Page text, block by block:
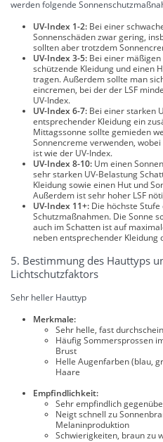
werden folgende
UV-Index 1-2: Bei einer
Sonnenschäden zwar gering,
sollten aber trotzdem
UV-Index 3-5: Bei einer
schützende Kleidung und einen
tragen. Außerdem sollte man
eincremen, bei der der LSF
UV-Index.
UV-Index 6-7: Bei einer starken
entsprechender Kleidung ein
Mittagssonne sollte gemieden
Sonnencreme verwenden,
ist wie der UV-Index.
UV-Index 8-10: Um einen
sehr starken UV-Belastung
Kleidung sowie einen Hut und
Außerdem ist sehr hoher LSF
UV-Index 11+: Die höchste
Schutzmaßnahmen. Die Sonne
auch im Schatten ist auf
neben entsprechender Kleidung
5. Bestimmung des Hauttyps
Lichtschutzfaktors
Sehr heller Hauttyp
Merkmale:
Sehr helle, fast
Häufig Sommersprossen
Brust
Helle Augenfarben (blau,
Haare
Empfindlichkeit:
Sehr empfindlich
Neigt schnell zu
Melaninproduktion
Schwierigkeiten, braun zu